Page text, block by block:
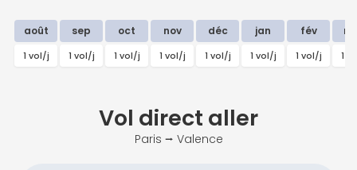
août sep oct nov déc jan fév
1 vol/j 1 vol/j 1 vol/j 1 vol/j 1 vol/j 1 vol/j 1 vol/j 1
Vol direct aller
Paris ⭢ Valence